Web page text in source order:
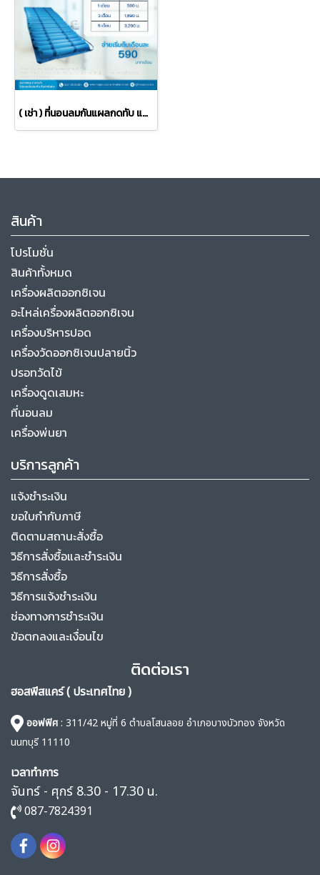
( เช่า ) ที่นอนลมกันแผลกดทับ แบบลอน ยี่ห้อ Yuyue
สินค้า
โปรโมชั่น
สินค้าทั้งหมด
เครื่องผลิตออกซิเจน
อะไหล่เครื่องผลิตออกซิเจน
เครื่องบริหารปอด
เครื่องวัดออกซิเจนปลายนิ้ว
ปรอทวัดไข้
เครื่องดูดเสมหะ
ที่นอนลม
เครื่องพ่นยา
บริการลูกค้า
แจ้งชำระเงิน
ขอใบกำกับภาษี
ติดตามสถานะสั่งซื้อ
วิธีการสั่งซื้อและชำระเงิน
วิธีการสั่งซื้อ
วิธีการแจ้งชำระเงิน
ช่องทางการชำระเงิน
ข้อตกลงและเงื่อนไข
ติดต่อเรา
ฮอสพีสแคร์ ( ประเทศไทย )
ออฟฟิศ: 311/42 หมู่ที่ 6 ตำบลโสนลอย อำเภอบางบัวทอง จังหวัด
นนทบุรี 11110
เวลาทำการ
จันทร์ - ศุกร์ 8.30 - 17.30 น.
087-7824391